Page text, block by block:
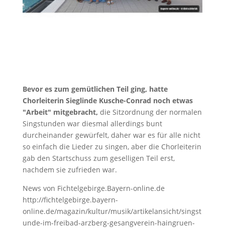
Bevor es zum gemütlichen Teil ging, hatte
Chorleiterin Sieglinde Kusche-Conrad noch etwas
"Arbeit" mitgebracht, die Sitzordnung der normalen
Singstunden war diesmal allerdings bunt
durcheinander gewürfelt, daher war es für alle nicht
so einfach die Lieder zu singen, aber die Chorleiterin
gab den Startschuss zum geselligen Teil erst,
nachdem sie zufrieden war.
News von Fichtelgebirge.Bayern-online.de
http://fichtelgebirge.bayern-
online.de/magazin/kultur/musik/artikelansicht/singst
unde-im-freibad-arzberg-gesangverein-haingruen-